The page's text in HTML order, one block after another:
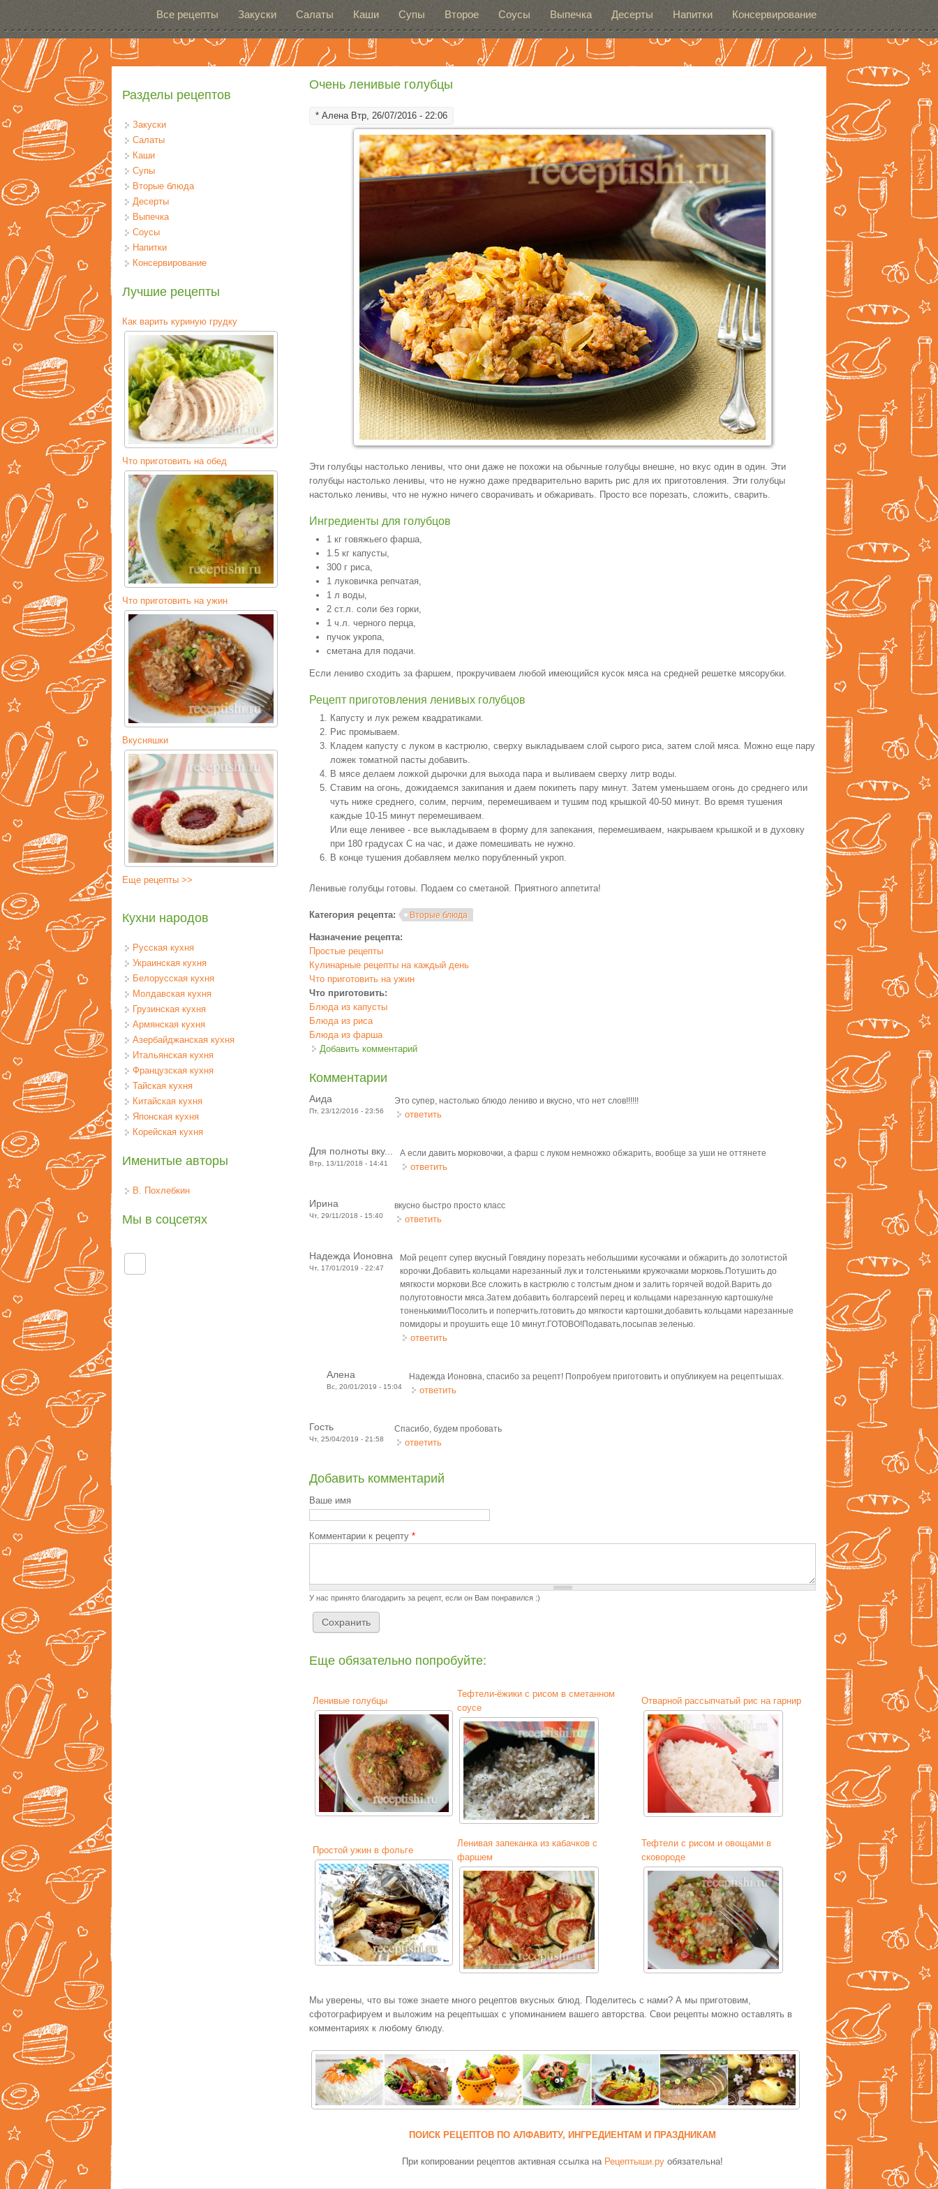
Все рецепты Закуски Салаты Каши Супы Второе Соусы Выпечка Десерты Напитки Консервирование
Очень ленивые голубцы
*АленаВтр, 26/07/2016 - 22:06
Эти голубцы настолько ленивы, что они даже не похожи на обычные голубцы внешне, но вкус один в один. Эти
голубцы настолько ленивы, что не нужно даже предварительно варить рис для их приготовления. Эти голубцы
настолько ленивы, что не нужно ничего сворачивать и обжаривать. Просто все порезать, сложить, сварить.
Ингредиенты для голубцов
1 кг говяжьего фарша,
1.5 кг капусты,
300 г риса,
1 луковичка репчатая,
1 л воды,
2 ст.л. соли без горки,
1 ч.л. черного перца,
пучок укропа,
сметана для подачи.
Если лениво сходить за фаршем, прокручиваем любой имеющийся кусок мяса на средней решетке мясорубки.
Рецепт приготовления ленивых голубцов
Капусту и лук режем квадратиками.
Рис промываем.
Кладем капусту с луком в кастрюлю, сверху выкладываем слой сырого риса, затем слой мяса. Можно еще пару
ложек томатной пасты добавить.
В мясе делаем ложкой дырочки для выхода пара и выливаем сверху литр воды.
Ставим на огонь, дожидаемся закипания и даем покипеть пару минут. Затем уменьшаем огонь до среднего или
чуть ниже среднего, солим, перчим, перемешиваем и тушим под крышкой 40-50 минут. Во время тушения
каждые 10-15 минут перемешиваем.
Или еще ленивее - все выкладываем в форму для запекания, перемешиваем, накрываем крышкой и в духовку
при 180 градусах С на час, и даже помешивать не нужно.
В конце тушения добавляем мелко порубленный укроп.
Ленивые голубцы готовы. Подаем со сметаной. Приятного аппетита!
Категория рецепта: Вторые блюда
Назначение рецепта:
Простые рецепты
Кулинарные рецепты на каждый день
Что приготовить на ужин
Что приготовить:
Блюда из капусты
Блюда из риса
Блюда из фарша
Добавить комментарий
Комментарии
Аида
Пт, 23/12/2016 - 23:56
Это супер, настолько блюдо лениво и вкусно, что нет слов!!!!!!
ответить
Для полноты вку...
Втр, 13/11/2018 - 14:41
А если давить морковочки, а фарш с луком немножко обжарить, вообще за уши не оттянете
ответить
Ирина
Чт, 29/11/2018 - 15:40
вкусно быстро просто класс
ответить
Надежда Ионовна
Чт, 17/01/2019 - 22:47
Мой рецепт супер вкусный Говядину порезать небольшими кусочками и обжарить до золотистой
корочки.Добавить кольцами нарезанный лук и толстенькими кружочками морковь.Потушить до
мягкости моркови.Все сложить в кастрюлю с толстым дном и залить горячей водой.Варить до
полуготовности мяса.Затем добавить болгарсеий перец и кольцами нарезанную картошку/не
тоненькими/Посолить и поперчить.готовить до мягкости картошки,добавить кольцами нарезанные
помидоры и проушить еще 10 минут.ГОТОВО!Подавать,посыпав зеленью.
ответить
Алена
Вс, 20/01/2019 - 15:04
Надежда Ионовна, спасибо за рецепт! Попробуем приготовить и опубликуем на рецептышах.
ответить
Гость
Чт, 25/04/2019 - 21:58
Спасибо, будем пробовать
ответить
Добавить комментарий
Ваше имя
Комментарии к рецепту*
У нас принято благодарить за рецепт, если он Вам понравился :)
Еще обязательно попробуйте:
Ленивые голубцы
Тефтели-ёжики с рисом в сметанном
соусе
Отварной рассыпчатый рис на гарнир
Простой ужин в фольге
Ленивая запеканка из кабачков с
фаршем
Тефтели с рисом и овощами в
сковороде
Мы уверены, что вы тоже знаете много рецептов вкусных блюд. Поделитесь с нами? А мы приготовим,
сфотографируем и выложим на рецептышах с упоминанием вашего авторства. Свои рецепты можно оставлять в
комментариях к любому блюду.
ПОИСК РЕЦЕПТОВ ПО АЛФАВИТУ, ИНГРЕДИЕНТАМ И ПРАЗДНИКАМ
При копировании рецептов активная ссылка на Рецептыши.ру обязательна!
Разделы рецептов
Закуски
Салаты
Каши
Супы
Вторые блюда
Десерты
Выпечка
Соусы
Напитки
Консервирование
Лучшие рецепты
Как варить куриную грудку
Что приготовить на обед
Что приготовить на ужин
Вкусняшки
Еще рецепты >>
Кухни народов
Русская кухня
Украинская кухня
Белорусская кухня
Молдавская кухня
Грузинская кухня
Армянская кухня
Азербайджанская кухня
Итальянская кухня
Французская кухня
Тайская кухня
Китайская кухня
Японская кухня
Корейская кухня
Именитые авторы
В. Похлебкин
Мы в соцсетях